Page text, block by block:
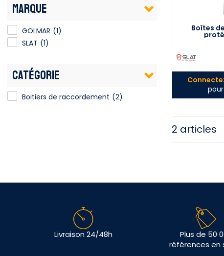
MARQUE
GOLMAR (1)
SLAT (1)
CATÉGORIE
Boitiers de raccordement (2)
Boîtes
2 articles
Livraison 24/48h
Plus de 50
références en